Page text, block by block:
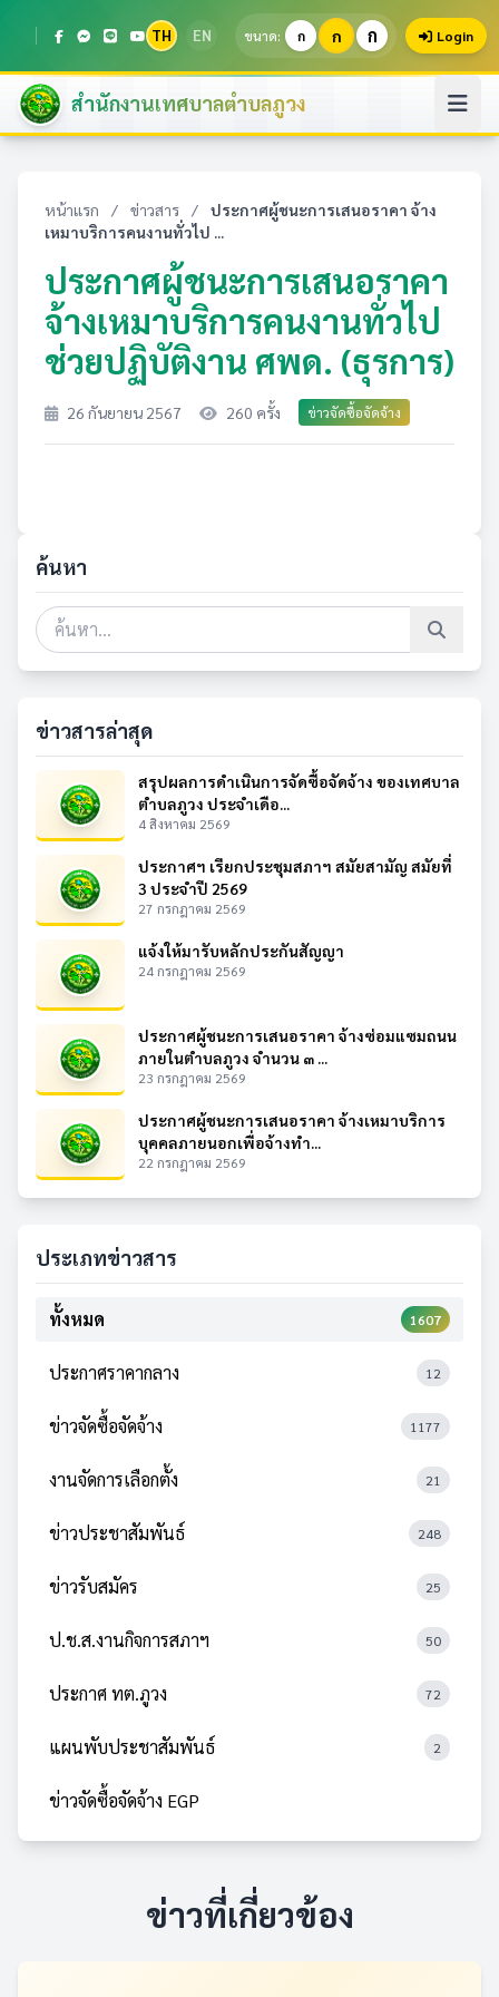
TH EN ขนาด: ก ก ก Login
สำนักงานเทศบาลตำบลภูวง
หน้าแรก / ข่าวสาร /
ประกาศผู้ชนะการเสนอราคา จ้าง
เหมาบริการคนงานทั่วไป ...
ประกาศผู้ชนะการเสนอราคา
จ้างเหมาบริการคนงานทั่วไป
ช่วยปฏิบัติงาน ศพด. (ธุรการ)
26 กันยายน 2567 260 ครั้ง ข่าวจัดซื้อจัดจ้าง
ค้นหา
ข่าวสารล่าสุด
สรุปผลการดำเนินการจัดซื้อจัดจ้าง ของเทศบาล
ตำบลภูวง ประจำเดือ...
4 สิงหาคม 2569
ประกาศฯ เรียกประชุมสภาฯ สมัยสามัญ สมัยที่
3 ประจำปี 2569
27 กรกฎาคม 2569
แจ้งให้มารับหลักประกันสัญญา
24 กรกฎาคม 2569
ประกาศผู้ชนะการเสนอราคา จ้างซ่อมแซมถนน
ภายในตำบลภูวง จำนวน ๓ ...
23 กรกฎาคม 2569
ประกาศผู้ชนะการเสนอราคา จ้างเหมาบริการ
บุคคลภายนอกเพื่อจ้างทำ...
22 กรกฎาคม 2569
ประเภทข่าวสาร
ทั้งหมด 1607
ประกาศราคากลาง 12
ข่าวจัดซื้อจัดจ้าง 1177
งานจัดการเลือกตั้ง 21
ข่าวประชาสัมพันธ์ 248
ข่าวรับสมัคร 25
ป.ช.ส.งานกิจการสภาฯ 50
ประกาศ ทต.ภูวง 72
แผนพับประชาสัมพันธ์ 2
ข่าวจัดซื้อจัดจ้าง EGP
ข่าวที่เกี่ยวข้อง